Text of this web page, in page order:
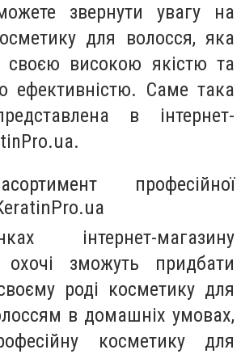
звернути увагу на
для волосся, яка
своєю високою якістю та
ефективністю. Саме така
в інтернет-
професійної
інтернет-магазину
охочі зможуть придбати
роді косметику для
в домашніх умовах,
косметику для